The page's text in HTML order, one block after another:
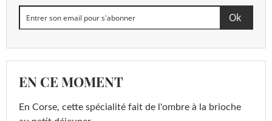
EN CE MOMENT
En Corse, cette spécialité fait de l'ombre à la brioche